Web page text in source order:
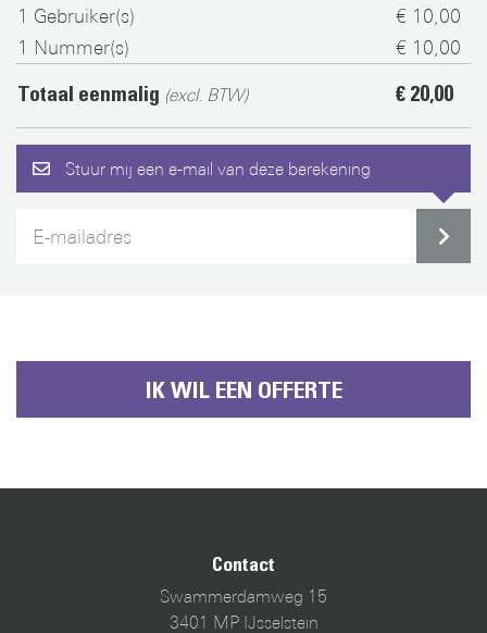
1 Gebruiker(s)
€ 10,00
1 Nummer(s) € 10,00
Totaal eenmalig (excl. BTW) € 20,00
Stuur mij een e-mail van deze berekening
IK WIL EEN OFFERTE
Contact
Swammerdamweg 15
3401 MP IJsselstein